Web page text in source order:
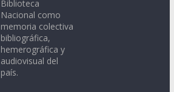
Biblioteca
Nacional como
memoria colectiva
bibliográfica,
hemerográfica y
audiovisual del
país.